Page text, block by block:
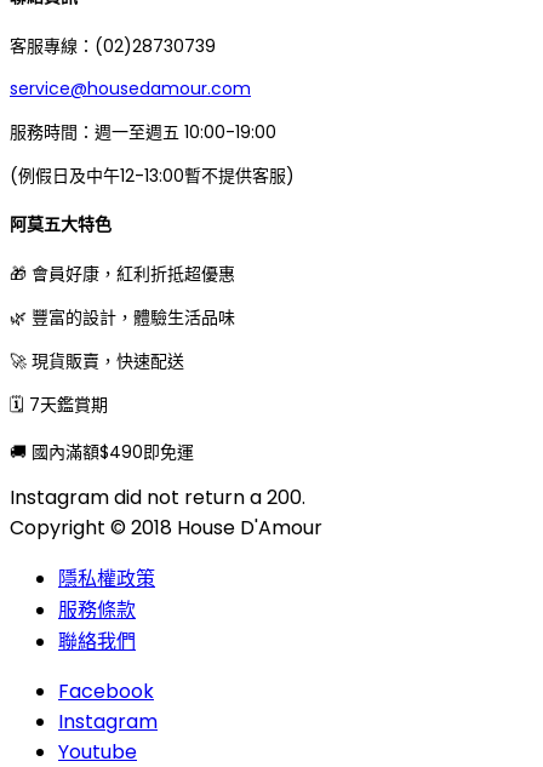
客服專線：(02)28730739
service@housedamour.com
服務時間：週一至週五 10:00-19:00
(例假日及中午12-13:00暫不提供客服)
阿莫五大特色
🎁 會員好康，紅利折抵超優惠
🌿 豐富的設計，體驗生活品味
🚀 現貨販賣，快速配送
🗓 7天鑑賞期
🚚 國內滿額$490即免運
Instagram did not return a 200.
Copyright © 2018 House D'Amour
隱私權政策
服務條款
聯絡我們
Facebook
Instagram
Youtube